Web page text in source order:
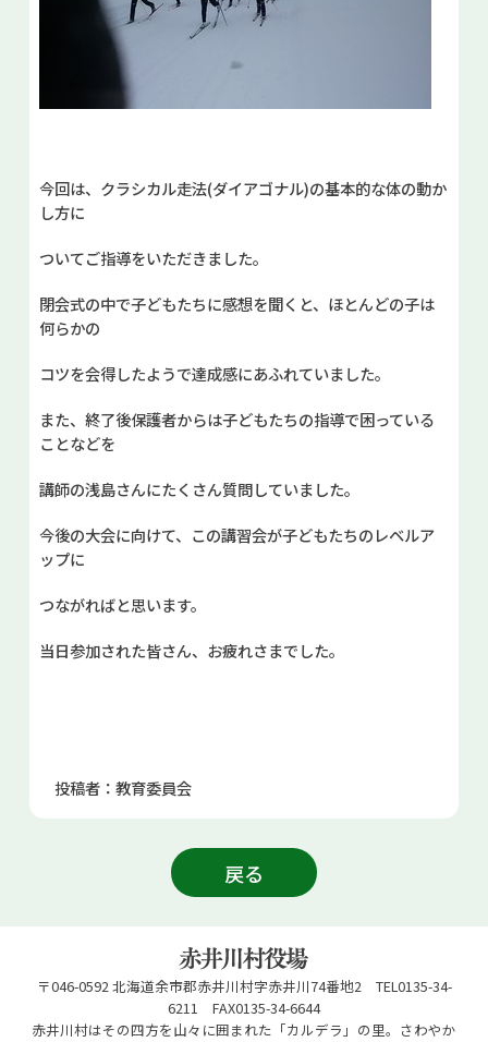
今回は、クラシカル走法(ダイアゴナル)の基本的な体の動か
し方に
ついてご指導をいただきました。
閉会式の中で子どもたちに感想を聞くと、ほとんどの子は
何らかの
コツを会得したようで達成感にあふれていました。
また、終了後保護者からは子どもたちの指導で困っている
ことなどを
講師の浅島さんにたくさん質問していました。
今後の大会に向けて、この講習会が子どもたちのレベルア
ップに
つながればと思います。
当日参加された皆さん、お疲れさまでした。
投稿者：教育委員会
戻る
〒046-0592 北海道余市郡赤井川村字赤井川74番地2 TEL0135-34-
6211 FAX0135-34-6644
赤井川村はその四方を山々に囲まれた「カルデラ」の里。さわやか